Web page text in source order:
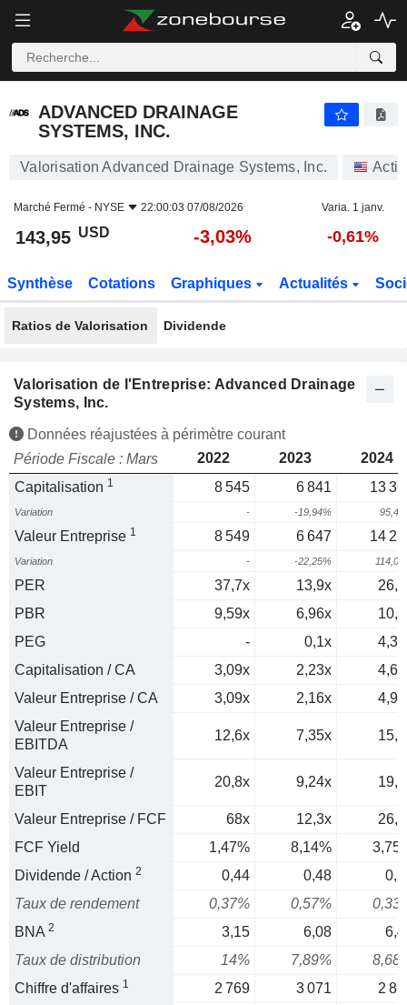
ADVANCED DRAINAGE
SYSTEMS, INC.
Valorisation Advanced Drainage Systems, Inc.
Marché Fermé - NYSE 22:00:03 07/08/2026 Varia. 1 janv.
143,95 USD -3,03% -0,61%
Synthèse Cotations Graphiques Actualités
Ratios de Valorisation Dividende
Valorisation de l'Entreprise: Advanced Drainage
Systems, Inc.
Données réajustées à périmètre courant
Période Fiscale : Mars
2022 2023
2024
Capitalisation 1 8 545 6 841 13
Variation - -19,94%
Valeur Entreprise 1 8 549 6 647 14
Variation - -22,25%
PER 37,7x 13,9x
PBR
9,59x 6,96x
PEG
- 0,1x
Capitalisation / CA
3,09x 2,23x
Valeur Entreprise / CA
3,09x 2,16x
Valeur Entreprise /
EBITDA
12,6x 7,35x
Valeur Entreprise /
EBIT
20,8x 9,24x
Valeur Entreprise / FCF 68x 12,3x
FCF Yield
1,47% 8,14%
Dividende / Action 2 0,44 0,48
Taux de rendement
0,37% 0,57%
BNA 2 3,15 6,08
Taux de distribution
14% 7,89%
Chiffre d'affaires 1 2 769 3 071
2